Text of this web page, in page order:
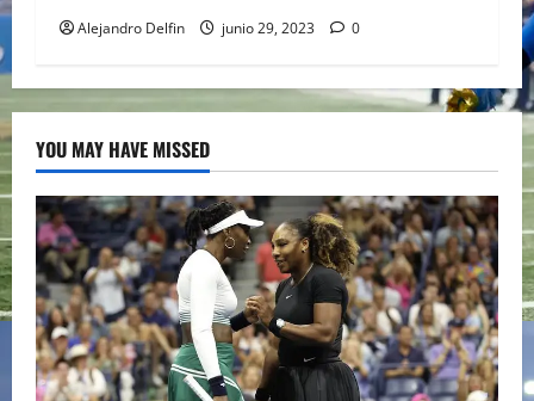
Alejandro Delfin junio 29, 2023 0
YOU MAY HAVE MISSED